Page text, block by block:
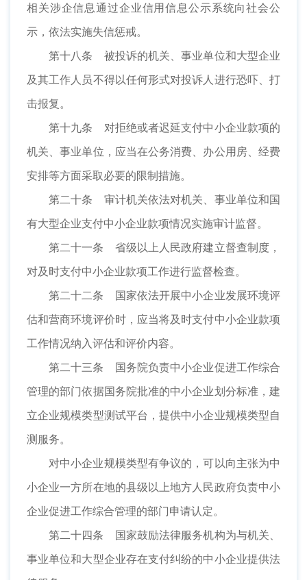
相关涉企信息通过企业信用信息公示系统向社会公
示，依法实施失信惩戒。
第十八条 被投诉的机关、事业单位和大型企业
及其工作人员不得以任何形式对投诉人进行恐吓、打
击报复。
第十九条 对拒绝或者迟延支付中小企业款项的
机关、事业单位，应当在公务消费、办公用房、经费
安排等方面采取必要的限制措施。
第二十条 审计机关依法对机关、事业单位和国
有大型企业支付中小企业款项情况实施审计监督。
第二十一条 省级以上人民政府建立督查制度，
对及时支付中小企业款项工作进行监督检查。
第二十二条 国家依法开展中小企业发展环境评
估和营商环境评价时，应当将及时支付中小企业款项
工作情况纳入评估和评价内容。
第二十三条 国务院负责中小企业促进工作综合
管理的部门依据国务院批准的中小企业划分标准，建
立企业规模类型测试平台，提供中小企业规模类型自
测服务。
对中小企业规模类型有争议的，可以向主张为中
小企业一方所在地的县级以上地方人民政府负责中小
企业促进工作综合管理的部门申请认定。
第二十四条 国家鼓励法律服务机构为与机关、
事业单位和大型企业存在支付纠纷的中小企业提供法